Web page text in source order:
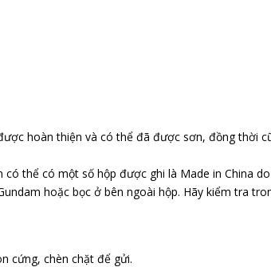
hoàn thiện và có thể đã được sơn, đồng thời
thể có một số hộp được ghi là Made in China
hoặc bọc ở bên ngoài hộp. Hãy kiểm tra
cứng, chèn chặt để gửi.